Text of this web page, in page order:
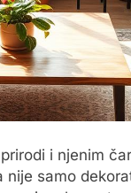
i njenim
samo